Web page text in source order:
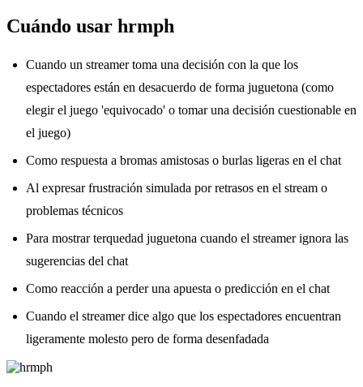
Cuándo usar hrmph
Cuando un streamer toma una decisión con la que los
espectadores están en desacuerdo de forma juguetona (como
elegir el juego 'equivocado' o tomar una decisión cuestionable en
el juego)
Como respuesta a bromas amistosas o burlas ligeras en el chat
Al expresar frustración simulada por retrasos en el stream o
problemas técnicos
Para mostrar terquedad juguetona cuando el streamer ignora las
sugerencias del chat
Como reacción a perder una apuesta o predicción en el chat
Cuando el streamer dice algo que los espectadores encuentran
ligeramente molesto pero de forma desenfadada